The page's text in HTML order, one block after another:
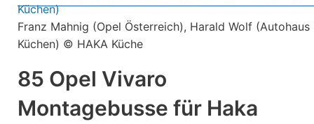
Franz Mahnig (Opel Österreich), Harald Wolf
Küchen) © HAKA Küche
85 Opel Vivaro
Montagebusse für Haka